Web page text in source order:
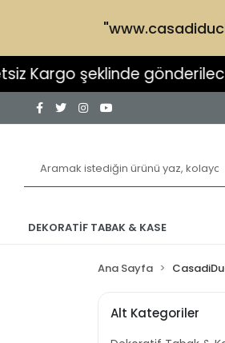
gönderilecektir...
DEKORATİF TABAK & KASE
Ana Sayfa
Alt Kategoriler